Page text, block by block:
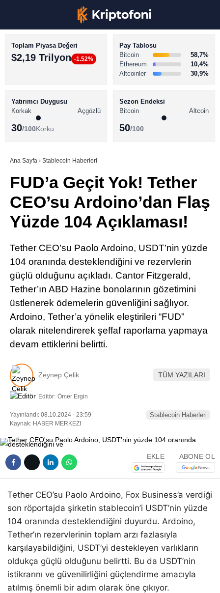
Youtube
TikTok
LinkedIn
Telegram
BİTCOİN HABERLERİ
ALTCOİN HABERLERİ
SÖZLÜK
Toplam Piyasa Değeri
$2,19 Trilyon -1.52%
Pay Tablosu
Bitcoin
58,7%
Ethereum
10,4%
Altcoinler
30,9%
Yatırımcı Duygusu
Korkak
Açgözlü
30/100Korku
Sezon Endeksi
Bitcoin
Altcoin
50/100
Ana Sayfa › Stablecoin Haberleri
FUD’a Geçit Yok! Tether
CEO’su Ardoino’dan Flaş
Yüzde 104 Açıklaması!
Tether CEO’su Paolo Ardoino, USDT’nin yüzde
104 oranında desteklendiğini ve rezervlerin
güçlü olduğunu açıkladı. Cantor Fitzgerald,
Tether’ın ABD Hazine bonolarının gözetimini
üstlenerek ödemelerin güvenliğini sağlıyor.
Ardoino, Tether’a yönelik eleştirileri “FUD”
olarak nitelendirerek şeffaf raporlama yapmaya
devam ettiklerini belirtti.
Zeynep Çelik TÜM YAZILARI
Editör: Ömer Ergin
Yayınlandı: 08.10.2024 - 23:59
Kaynak: HABER MERKEZI
Stablecoin Haberleri
EKLE ABONE OL
Tether CEO’su Paolo Ardoino, Fox Business’a verdiği
son röportajda şirketin stablecoin’i USDT’nin yüzde
104 oranında desteklendiğini duyurdu. Ardoino,
Tether’ın rezervlerinin toplam arzı fazlasıyla
karşılayabildiğini, USDT’yi destekleyen varlıkların
oldukça güçlü olduğunu belirtti. Bu da USDT’nin
istikrarını ve güvenilirliğini güçlendirme amacıyla
atılmış önemli bir adım olarak öne çıkıyor.